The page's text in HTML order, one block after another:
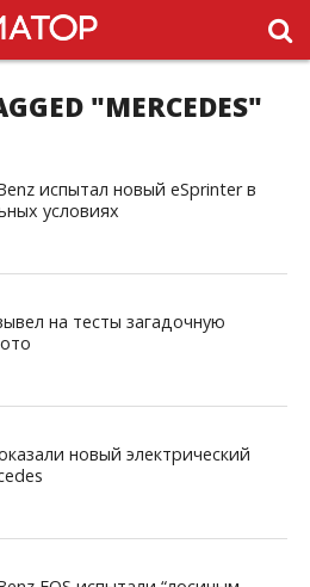
"MERCEDES"
испытал новый eSprinter в
условиях
на тесты загадочную
новый электрический